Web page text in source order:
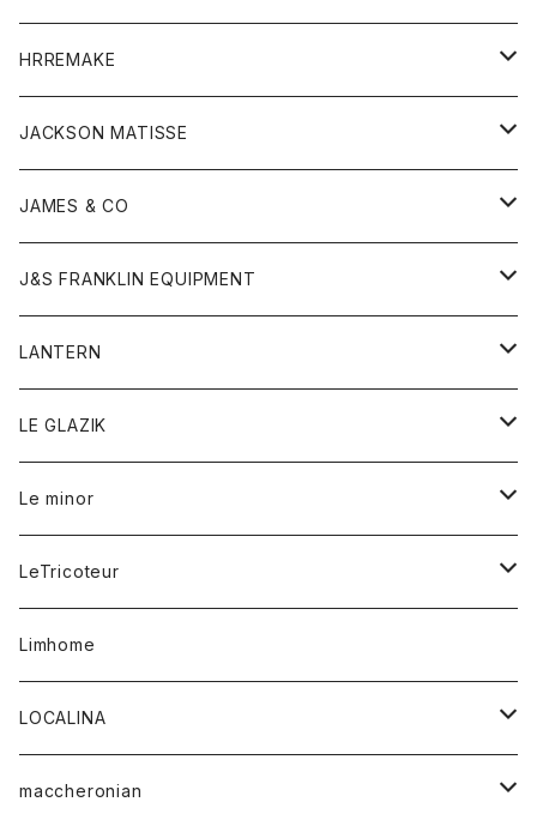
コート
フリース
ウォレット
ストール
マフラー
リング
キッズ
Tシャツ
グッズ
アンダーウェア
靴
バンダナ
トップス
カーディガン
ジャケット
タンクトップ
Tシャツ
ボトム
オーバーオール
ショートパンツ
レディース
アウター
カーディガン
カーディガン
コート
キッズ
Tシャツ
ロンパース
グッズ
靴
ストール
トップス
カットソー
シャツ
ボトム
オーバーオール
ショートパンツ
レディース
オーバーオール
シャツ
ワンピース
ワンピース
ブラウス
ワンピース
HRREMAKE
バック
キッズ
トレーナー
トップス
Gジャケット
スウェット
帽子
JACKSON MATISSE
Tシャツ
帽子
JAMES & CO
ボトム
J&S FRANKLIN EQUIPMENT
アウター
LANTERN
アウター
Tシャツ
LE GLAZIK
レディース
コート
シャツ
Le minor
ボトム
スカート
パンツ
レディース
アウター
カットソー
トップス
シャツ
LeTricoteur
カーディガン
Limhome
LOCALINA
ロングスリーブテーシャツ
maccheronian